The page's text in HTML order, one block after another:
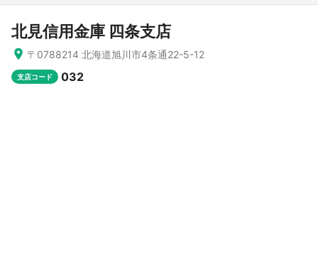
北見信用金庫 四条支店
〒0788214 北海道旭川市4条通22-5-12
支店コード 032